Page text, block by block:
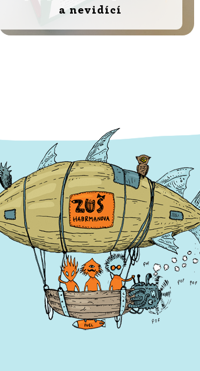
a nevidící